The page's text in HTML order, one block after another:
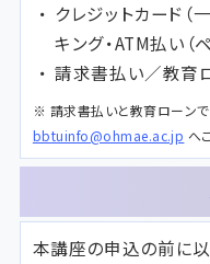
クレジットカード（
キング・ATM払い（
請求書払い／教育
※ 請求書払いと教育ローン
bbtuinfo@ohmae.ac.jp へ
本講座の申込の前に